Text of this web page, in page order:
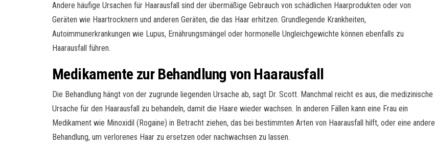
Andere häufige Ursachen für Haarausfall sind der übermäßige Gebrauch von schädlichen Haarprodukten oder von
Geräten wie Haartrocknern und anderen Geräten, die das Haar erhitzen. Grundlegende Krankheiten,
Autoimmunerkrankungen wie Lupus, Ernährungsmängel oder hormonelle Ungleichgewichte können ebenfalls zu
Haarausfall führen.
Medikamente zur Behandlung von Haarausfall
Die Behandlung hängt von der zugrunde liegenden Ursache ab, sagt Dr. Scott. Manchmal reicht es aus, die medizinische
Ursache für den Haarausfall zu behandeln, damit die Haare wieder wachsen. In anderen Fällen kann eine Frau ein
Medikament wie Minoxidil (Rogaine) in Betracht ziehen, das bei bestimmten Arten von Haarausfall hilft, oder eine andere
Behandlung, um verlorenes Haar zu ersetzen oder nachwachsen zu lassen.